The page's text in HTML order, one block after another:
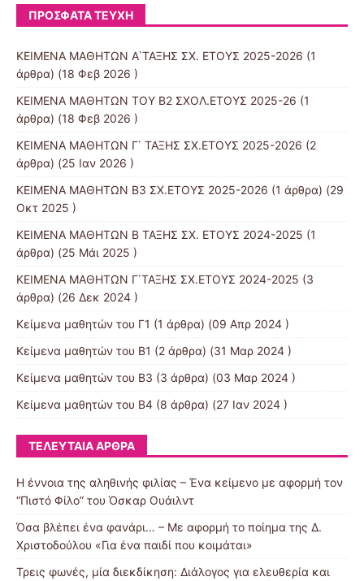
ΠΡΌΣΦΑΤΑ ΤΕΎΧΗ
ΚΕΙΜΕΝΑ ΜΑΘΗΤΩΝ Α΄ΤΑΞΗΣ ΣΧ. ΕΤΟΥΣ 2025-2026 (1
άρθρα) (18 Φεβ 2026 )
ΚΕΙΜΕΝΑ ΜΑΘΗΤΩΝ ΤΟΥ Β2 ΣΧΟΛ.ΕΤΟΥΣ 2025-26 (1
άρθρα) (18 Φεβ 2026 )
ΚΕΙΜΕΝΑ ΜΑΘΗΤΩΝ Γ΄ ΤΑΞΗΣ ΣΧ.ΕΤΟΥΣ 2025-2026 (2
άρθρα) (25 Ιαν 2026 )
ΚΕΙΜΕΝΑ ΜΑΘΗΤΩΝ Β3 ΣΧ.ΕΤΟΥΣ 2025-2026 (1 άρθρα) (29
Οκτ 2025 )
KEIMENA ΜΑΘΗΤΩΝ Β ΤΑΞΗΣ ΣΧ. ΕΤΟΥΣ 2024-2025 (1
άρθρα) (25 Μάι 2025 )
KEIMENA MAΘΗΤΩΝ Γ΄ΤΑΞΗΣ ΣΧ.ΕΤΟΥΣ 2024-2025 (3
άρθρα) (26 Δεκ 2024 )
Κείμενα μαθητών του Γ1 (1 άρθρα) (09 Απρ 2024 )
Kείμενα μαθητών του Β1 (2 άρθρα) (31 Μαρ 2024 )
Κείμενα μαθητών του Β3 (3 άρθρα) (03 Μαρ 2024 )
Κείμενα μαθητών του Β4 (8 άρθρα) (27 Ιαν 2024 )
ΤΕΛΕΥΤΑΊΑ ΆΡΘΡΑ
Η έννοια της αληθινής φιλίας – Ένα κείμενο με αφορμή τον
“Πιστό Φίλο” του Όσκαρ Ουάιλντ
Όσα βλέπει ένα φανάρι… – Με αφορμή το ποίημα της Δ.
Χριστοδούλου «Για ένα παιδί που κοιμάται»
Τρεις φωνές, μία διεκδίκηση: Διάλογος για ελευθερία και